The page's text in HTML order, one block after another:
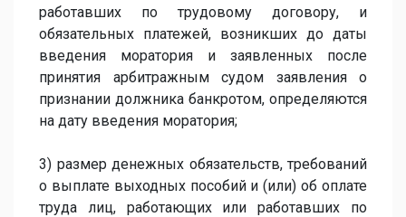
работавших по трудовому договору, и
обязательных платежей, возникших до даты
введения моратория и заявленных после
принятия арбитражным судом заявления о
признании должника банкротом, определяются
на дату введения моратория;
3) размер денежных обязательств, требований
о выплате выходных пособий и (или) об оплате
труда лиц, работающих или работавших по